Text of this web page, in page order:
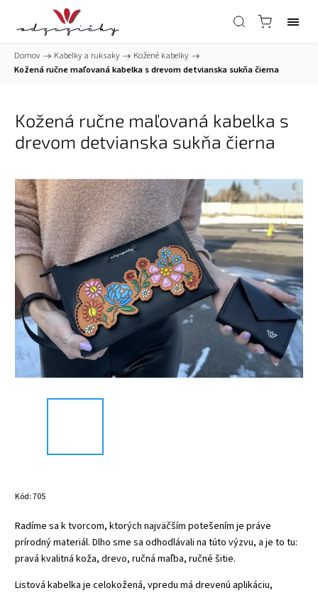
Domov / Kabelky a ruksaky / Kožené kabelky /
Kožená ručne maľovaná kabelka s drevom detvianska sukňa čierna
Kožená ručne maľovaná kabelka s
drevom detvianska sukňa čierna
Kód:705
Radíme sa k tvorcom, ktorých najväčším potešením je práve
prírodný materiál. Dlho sme sa odhodlávali na túto výzvu, a je to tu:
pravá kvalitná koža, drevo, ručná maľba, ručné šitie.
Listová kabelka je celokožená, vpredu má drevenú aplikáciu,